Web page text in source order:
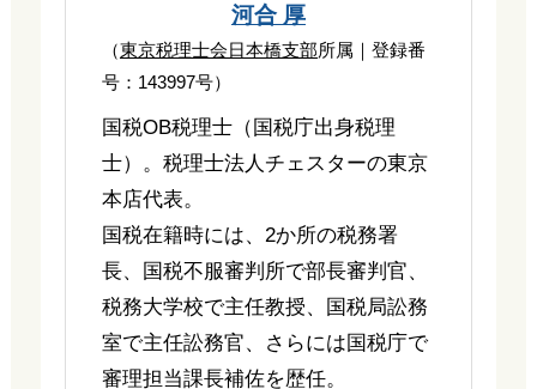
河合 厚
（東京税理士会日本橋支部所属｜登録番
号：143997号）
国税OB税理士（国税庁出身税理
士）。税理士法人チェスターの東京
本店代表。
国税在籍時には、2か所の税務署
長、国税不服審判所で部長審判官、
税務大学校で主任教授、国税局訟務
室で主任訟務官、さらには国税庁で
審理担当課長補佐を歴任。